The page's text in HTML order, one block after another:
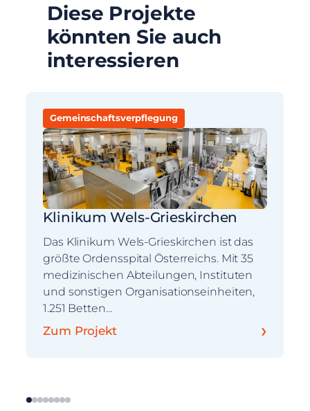
Diese Projekte
könnten Sie auch
interessieren
Gemeinschaftsverpflegung
Klinikum Wels-Grieskirchen
Das Klinikum Wels-Grieskirchen ist das
größte Ordensspital Österreichs. Mit 35
medizinischen Abteilungen, Instituten
und sonstigen Organisationseinheiten,
1.251 Betten…
Zum Projekt ›